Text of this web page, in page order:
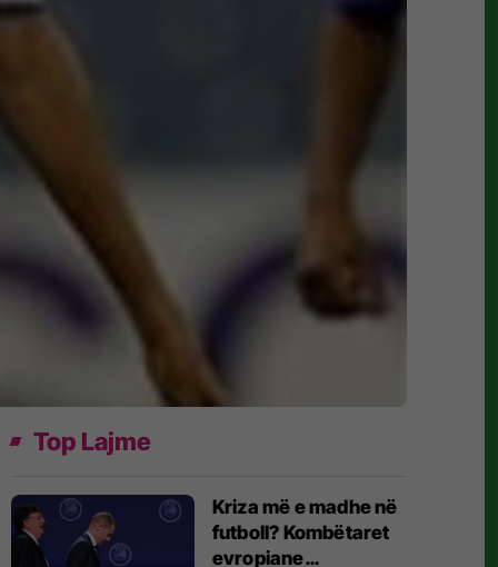
Top Lajme
Kriza më e madhe në
futboll? Kombëtaret
evropiane